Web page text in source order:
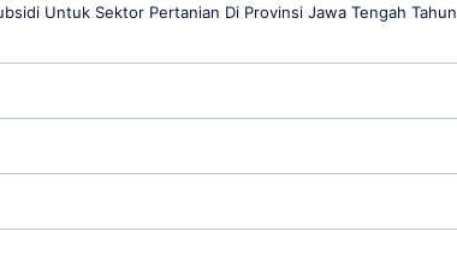
Untuk Sektor Pertanian Di Provinsi Jawa Tengah Tahun